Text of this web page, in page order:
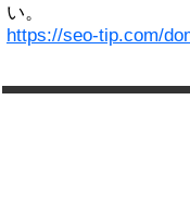
い。
https://seo-tip.com/